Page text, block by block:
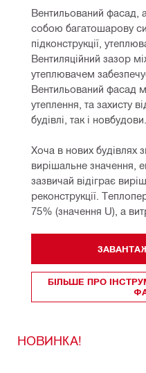
Вентильований
собою багатошарову
підконструкції,
Вентиляційний зазор
утеплювачем
Вентильований фасад
утеплення, та захисту
будівлі, так і новбудови.
Хоча в нових будівлях
вирішальне значення,
зазвичай відіграє
реконструкції.
75% (значення U), а
БІЛЬШЕ ПРО
НОВИНКА!